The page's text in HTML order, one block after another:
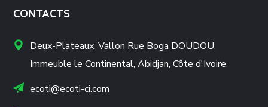
CONTACTS
Deux-Plateaux, Vallon Rue Boga DOUDOU,
Immeuble le Continental, Abidjan, Côte d'Ivoire
ecoti@ecoti-ci.com